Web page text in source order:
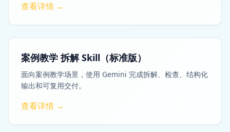
查看详情 →
案例教学 拆解 Skill（标准版）
面向案例教学场景，使用 Gemini 完成拆解、检查、结构化
输出和可复用交付。
查看详情 →